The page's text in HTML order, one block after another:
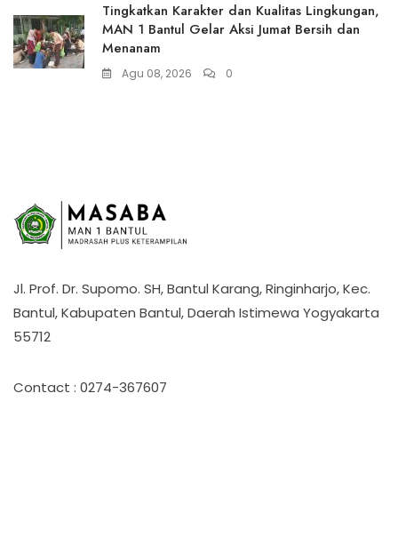
Tingkatkan Karakter dan Kualitas Lingkungan,
MAN 1 Bantul Gelar Aksi Jumat Bersih dan
Menanam
Agu 08, 2026 0
Jl. Prof. Dr. Supomo. SH, Bantul Karang, Ringinharjo, Kec.
Bantul, Kabupaten Bantul, Daerah Istimewa Yogyakarta
55712
Contact : 0274-367607